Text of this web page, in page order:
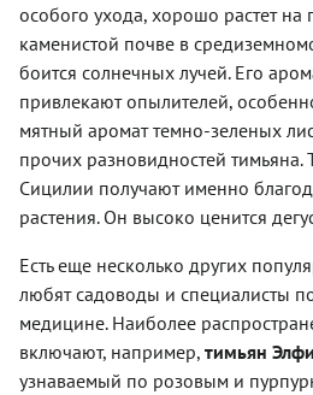
особого ухода, хорошо растет на
каменистой почве в
боится солнечных лучей. Его
привлекают опылителей,
мятный аромат темно-зеленых
прочих разновидностей
Сицилии получают именно
растения. Он высоко ценится
Есть еще несколько других
любят садоводы и специалисты
медицине. Наиболее
включают, например, тимьян
узнаваемый по розовым и